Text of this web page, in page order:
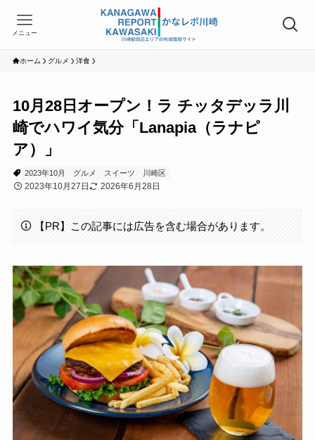
メニュー
ホーム グルメ 洋食
10月28日オープン！ラ チッタデッラ川
崎でハワイ気分「Lanapia（ラナピ
ア）」
2023年10月 グルメ スイーツ 川崎区
2023年10月27日 2026年6月28日
【PR】この記事には広告を含む場合があります。